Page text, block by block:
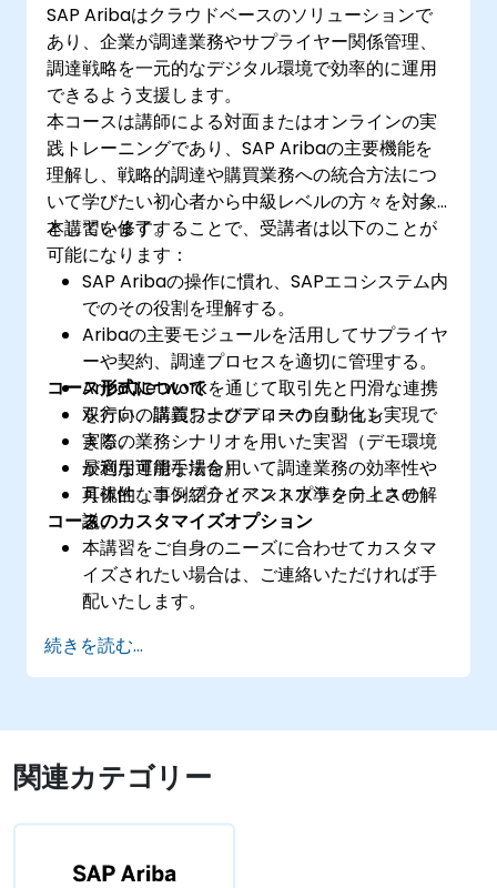
SAP Aribaはクラウドベースのソリューションで
あり、企業が調達業務やサプライヤー関係管理、
調達戦略を一元的なデジタル環境で効率的に運用
できるよう支援します。
本コースは講師による対面またはオンラインの実
践トレーニングであり、SAP Aribaの主要機能を
理解し、戦略的調達や購買業務への統合方法につ
いて学びたい初心者から中級レベルの方々を対象
としています。
本講習を修了することで、受講者は以下のことが
可能になります：
SAP Aribaの操作に慣れ、SAPエコシステム内
でのその役割を理解する。
Aribaの主要モジュールを活用してサプライヤ
ーや契約、調達プロセスを適切に管理する。
Ariba Networkを通じて取引先と円滑な連携
を行い、購買ワークフローの自動化も実現で
きる。
最適な運用手法を用いて調達業務の効率性や
可視性、コンプライアンス水準を向上させ
る。
コース形式について
双方向の講義およびディスカッション
実際の業務シナリオを用いた実習（デモ環境
が利用可能な場合）
具体的な事例紹介とベストプラクティスの解
説
コースのカスタマイズオプション
本講習をご自身のニーズに合わせてカスタマ
イズされたい場合は、ご連絡いただければ手
配いたします。
続きを読む...
関連カテゴリー